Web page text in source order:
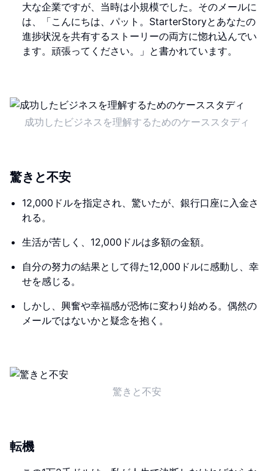
大な企業ですが、当時は小規模でした。そのメールに
は、「こんにちは、パット。StarterStoryとあなたの
進捗状況を共有するストーリーの両方に惚れ込んでい
ます。頑張ってください。」と書かれています。
成功したビジネスを理解するためのケーススタディ
驚きと不安
12,000ドルを指定され、驚いたが、銀行口座に入金さ
れる。
生活が苦しく、12,000ドルは多額の金額。
自分の努力の結果として得た12,000ドルに感動し、幸
せを感じる。
しかし、興奮や幸福感が恐怖に変わり始める。偶然の
メールではないかと疑念を抱く。
驚きと不安
転機